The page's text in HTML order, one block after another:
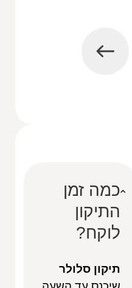
כמה זמן
התיקון
לוקח?
תיקון סלולר